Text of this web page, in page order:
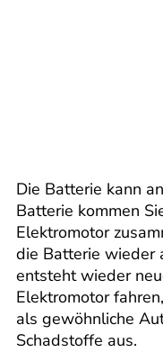
Die Batterie kann
Batterie kommen
Elektromotor
die Batterie wieder
entsteht wieder
Elektromotor
als gewöhnliche
Schadstoffe aus.